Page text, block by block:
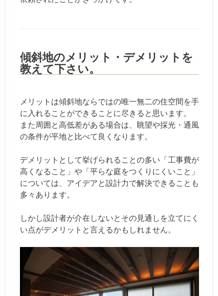
傾斜地のメリット・デメリットを
教えて下さい。
メリットは傾斜地ならではの唯一無二の住空間を手
に入れることができることに尽きると思います。
また周囲と高低差がある場合は、眺望や採光・通風
の条件が平地と比べて良くなります。
デメリットとして挙げられることの多い「工事費が
高くなること」や「平らな庭をつくりにくいこと」
については、アイデアと設計力で解決できることも
多々あります。
しかし設計者が介在しないとその見通しを立てにく
い点がデメリットと言えるかもしれません。